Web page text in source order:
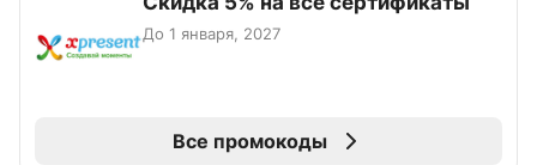
До 1 января, 2027
Все промокоды